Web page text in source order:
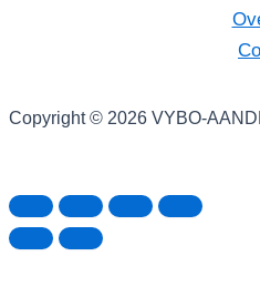
Copyright © 2026 VYBO-